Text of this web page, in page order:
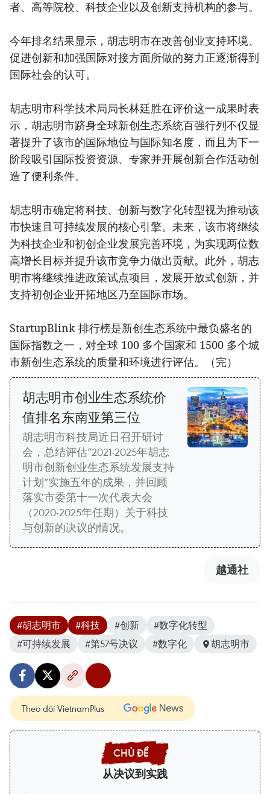
者、高等院校、科技企业以及创新支持机构的参与。
今年排名结果显示，胡志明市在改善创业支持环境、
促进创新和加强国际对接方面所做的努力正逐渐得到
国际社会的认可。
胡志明市科学技术局局长林廷胜在评价这一成果时表
示，胡志明市跻身全球新创生态系统百强行列不仅显
著提升了该市的国际地位与国际知名度，而且为下一
阶段吸引国际投资资源、专家并开展创新合作活动创
造了便利条件。
胡志明市确定将科技、创新与数字化转型视为推动该
市快速且可持续发展的核心引擎。未来，该市将继续
为科技企业和初创企业发展完善环境，为实现两位数
高增长目标并提升该市竞争力做出贡献。此外，胡志
明市将继续推进政策试点项目，发展开放式创新，并
支持初创企业开拓地区乃至国际市场。
StartupBlink 排行榜是新创生态系统中最负盛名的
国际指数之一，对全球 100 多个国家和 1500 多个城
市新创生态系统的质量和环境进行评估。（完）
胡志明市创业生态系统价
值排名东南亚第三位
胡志明市科技局近日召开研讨
会，总结评估“2021-2025年胡志
明市创新创业生态系统发展支持
计划”实施五年的成果，并回顾
落实市委第十一次代表大会
（2020-2025年任期）关于科技
与创新的决议的情况。
越通社
#胡志明市 #科技 #创新
#数字化转型
#可持续发展
#第57号决议 #数字化 胡志明市
Theo dõi VietnamPlus
从决议到实践